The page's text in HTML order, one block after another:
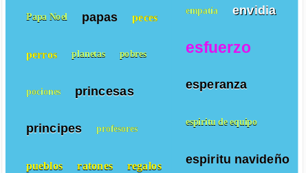
empatía envidia
esfuerzo
esperanza
espiritu de equipo
espiritu navideño
Papa Noel papas peces
perros planetas pobres
pociones princesas
principes profesores
pueblos ratones regalos